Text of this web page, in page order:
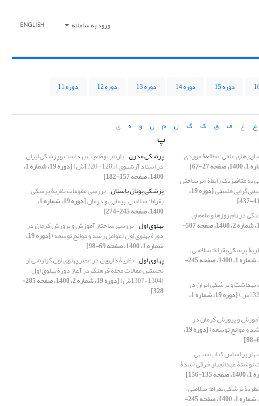
ورود به سامانه ENGLISH
دوره 15 دوره 14 دوره 13 دوره 12
دوره 11
ع غ ف ق ک گ ل م ن و ه ی
علمی: مطالعۀ موردی
به متافیزیک رابطۀ «برساختن
فلسفی [دوره 19،
در نام روزها و ماه‌های
[دوره 19، شماره 2، 1400، صفحه 507-
پزشکی بقراط: سلامتی،
[دوره 19، شماره 1، 1400، صفحه 245-
بهداشت و پزشکی ایران در
[دوره 19، شماره 1،
و پرورش کرمان در
و موانع توسعه) [دوره 19،
بر اساس کتاب منتهی
نوشتۀ عبدالجبار خرقی (سدۀ
پزشکی بقراط: سلامتی،
[دوره 19، شماره 1، 1400، صفحه 245-
پ
پزشکی مدرن بازتاب وضعیت بهداشت و پزشکی ایران
در اسناد آرشیوی (1285- 1320ش) [دوره 19، شماره 1،
1400، صفحه 157-182]
پزشکی یونان باستان بررسی مقومات نظریۀ پزشکی
بقراط: سلامتی، بیماری و درمان [دوره 19، شماره 1،
1400، صفحه 245-274]
پهلوی اول بررسی ساختار آموزش و پرورش کرمان در
دورۀ پهلوی اول (عوامل رشد و موانع توسعه) [دوره 19،
شماره 1، 1400، صفحه 69-98]
پهلوی اول نظریۀ داروین در عصر پهلوی اول گزارشی از
نخستین مقالات مجلۀ فرهنگ در آغاز دورۀ پهلوی اول
(1304-1307ش) [دوره 19، شماره 2، 1400، صفحه 285-
328]